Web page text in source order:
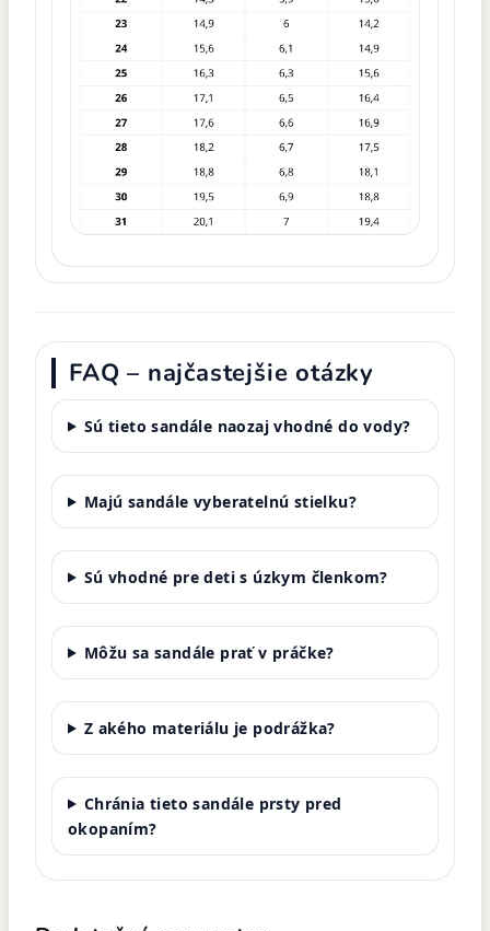
FAQ – najčastejšie otázky
Sú tieto sandále naozaj vhodné do vody?
Majú sandále vyberatelnú stielku?
Sú vhodné pre deti s úzkym členkom?
Môžu sa sandále prať v práčke?
Z akého materiálu je podrážka?
Chránia tieto sandále prsty pred
okopaním?